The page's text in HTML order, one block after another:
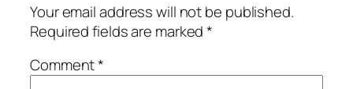
Your email address will not be published.
Required fields are marked*
Comment*